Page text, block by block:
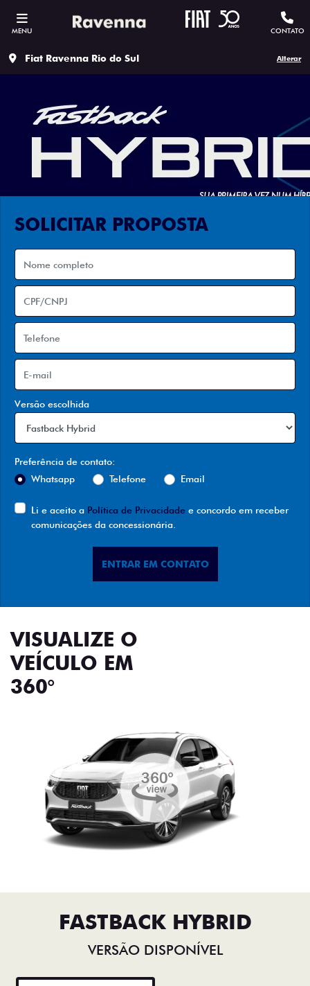
MENU CONTATO
Fiat Ravenna Rio do Sul Alterar
SOLICITAR PROPOSTA
Versão escolhida
Preferência de contato:
Whatsapp
Telefone Email
Li e aceito a Política de Privacidade e concordo em receber
comunicações da concessionária.
ENTRAR EM CONTATO
VISUALIZE O
VEÍCULO EM
360°
FASTBACK HYBRID
VERSÃO DISPONÍVEL